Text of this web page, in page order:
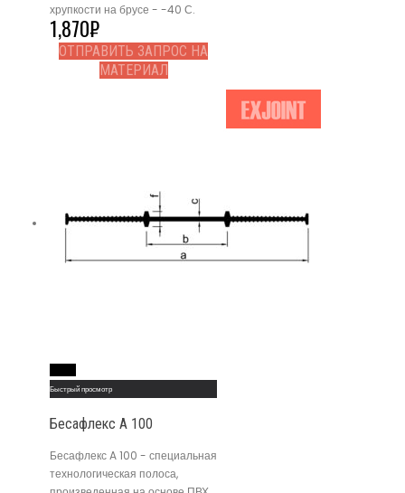
хрупкости на брусе - -40 С.
1,870₽
ОТПРАВИТЬ ЗАПРОС НА
МАТЕРИАЛ
Быстрый просмотр
Бесафлекс A 100
Бесафлекс A 100 - специальная
технологическая полоса,